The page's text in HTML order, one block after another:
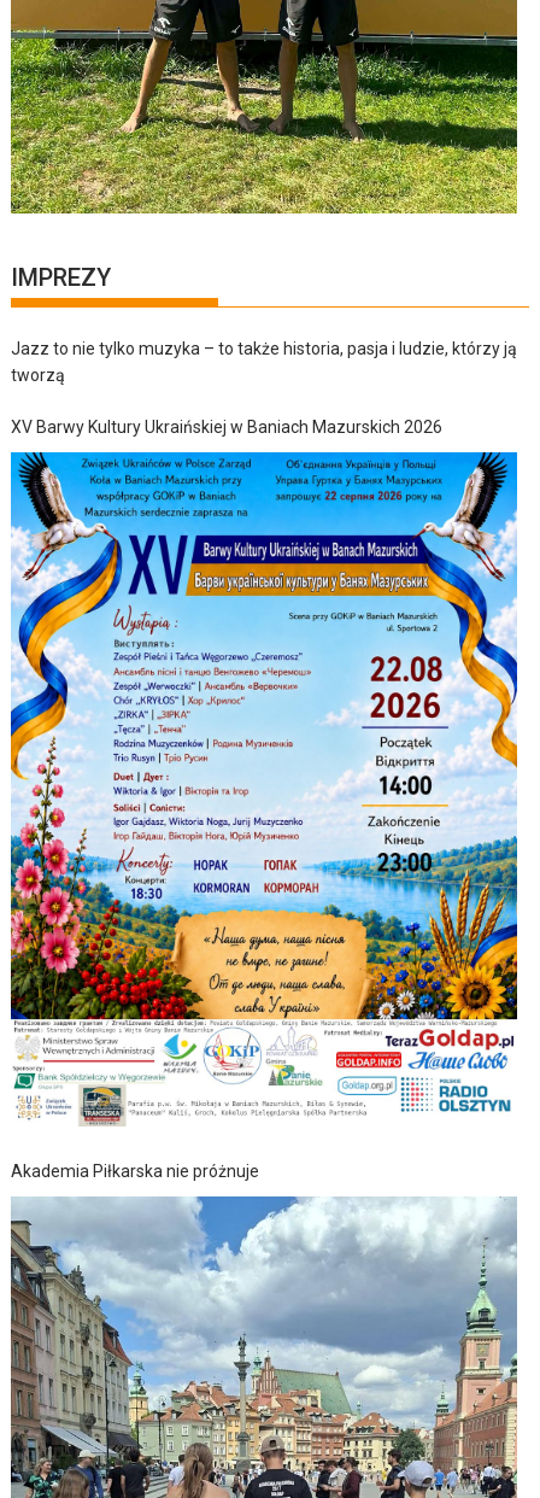
IMPREZY
Jazz to nie tylko muzyka – to także historia, pasja i ludzie, którzy ją
tworzą
XV Barwy Kultury Ukraińskiej w Baniach Mazurskich 2026
Akademia Piłkarska nie próżnuje